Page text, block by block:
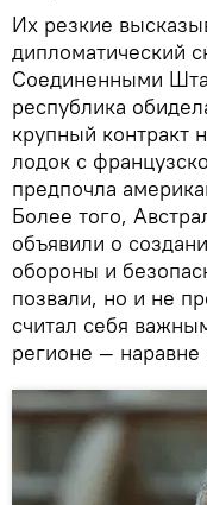
Их резкие
дипломатический
Соединенными
республика
крупный контракт
лодок с
предпочла
Более того,
объявили о
обороны и
позвали, но и не
считал себя
регионе —